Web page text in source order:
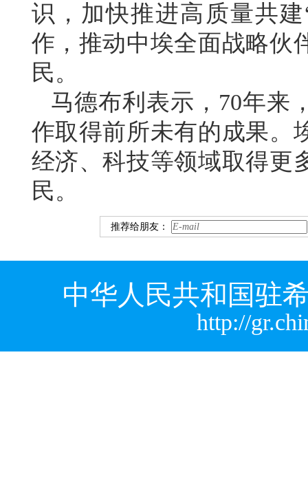
识，加快推进高质量共
作，推动中埃全面战略伙
民。
马德布利表示，70年来
作取得前所未有的成果。
经济、科技等领域取得更
民。
推荐给朋友：
中华人民共和国驻
http://